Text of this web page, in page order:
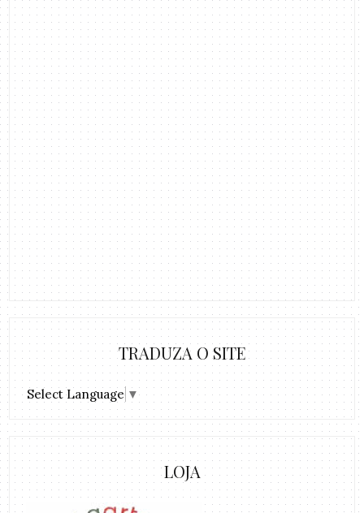
TRADUZA O SITE
Select Language ▼
LOJA